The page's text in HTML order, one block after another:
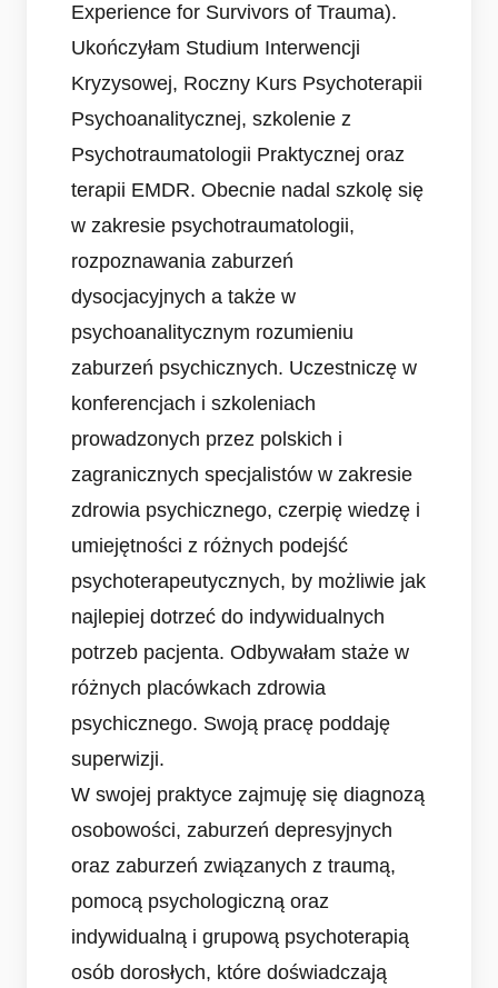
Experience for Survivors of Trauma).
Ukończyłam Studium Interwencji
Kryzysowej, Roczny Kurs Psychoterapii
Psychoanalitycznej, szkolenie z
Psychotraumatologii Praktycznej oraz
terapii EMDR. Obecnie nadal szkolę się
w zakresie psychotraumatologii,
rozpoznawania zaburzeń
dysocjacyjnych a także w
psychoanalitycznym rozumieniu
zaburzeń psychicznych. Uczestniczę w
konferencjach i szkoleniach
prowadzonych przez polskich i
zagranicznych specjalistów w zakresie
zdrowia psychicznego, czerpię wiedzę i
umiejętności z różnych podejść
psychoterapeutycznych, by możliwie jak
najlepiej dotrzeć do indywidualnych
potrzeb pacjenta. Odbywałam staże w
różnych placówkach zdrowia
psychicznego. Swoją pracę poddaję
superwizji.
W swojej praktyce zajmuję się diagnozą
osobowości, zaburzeń depresyjnych
oraz zaburzeń związanych z traumą,
pomocą psychologiczną oraz
indywidualną i grupową psychoterapią
osób dorosłych, które doświadczają